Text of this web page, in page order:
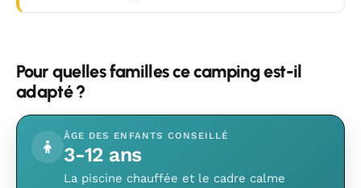
Pour quelles familles ce camping est-il
adapté ?
ÂGE DES ENFANTS CONSEILLÉ
3-12 ans
La piscine chauffée et le cadre calme